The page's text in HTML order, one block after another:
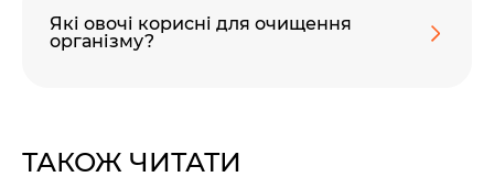
Які овочі корисні для очищення
організму?
ТАКОЖ ЧИТАТИ